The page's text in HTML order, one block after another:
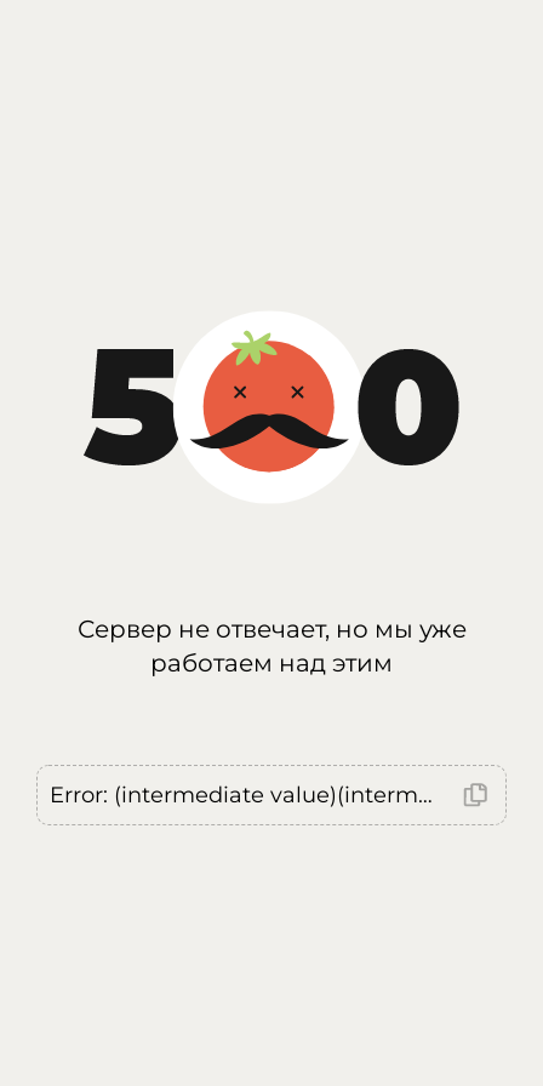
Сервер не отвечает, но мы уже
работаем над этим
Error: (intermediate value)(intermediate value)(intermediate value).replaceAll is not a function